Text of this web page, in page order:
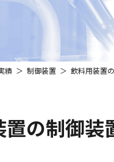
績 制御装置 飲料用装置
の制御装